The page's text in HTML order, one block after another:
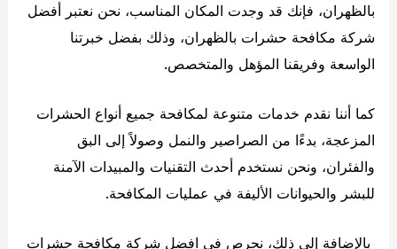
بالظهران، فإنك قد وجدت المكان المناسب، نحن نعتبر أفضل
شركة مكافحة حشرات بالظهران، وذلك بفضل خبرتنا
الواسعة وفريقنا المؤهل والمتخصص.
كما أننا نقدم خدمات متنوعة لمكافحة جميع أنواع الحشرات
المزعجة، بدءًا من الصراصير والنمل وصولاً إلى البق
والفئران، ونحن نستخدم أحدث التقنيات والمبيدات الآمنة
للبشر والحيوانات الأليفة في عمليات المكافحة.
بالإضافة إلى ذلك، نحرص في افضل شركة مكافحة حشرات